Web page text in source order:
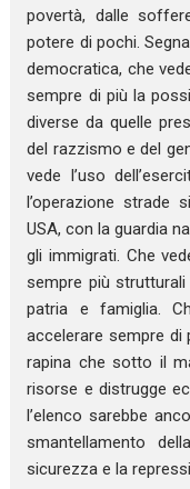
povertà, dalle
potere di pochi.
democratica, che
sempre di più la
diverse da quelle
del razzismo e del
vede l’uso
l’operazione strade
USA, con la guardia
gli immigrati. Che
sempre più
patria e famiglia.
accelerare sempre di
rapina che sotto il
risorse e distrugge
l’elenco sarebbe
smantellamento
sicurezza e la